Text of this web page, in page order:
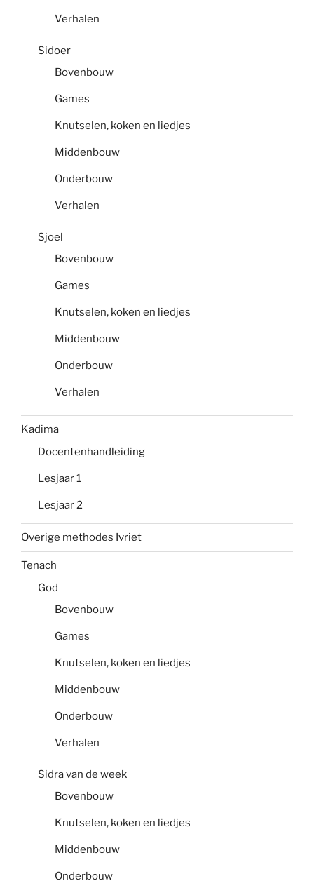
Verhalen
Sidoer
Bovenbouw
Games
Knutselen, koken en liedjes
Middenbouw
Onderbouw
Verhalen
Sjoel
Bovenbouw
Games
Knutselen, koken en liedjes
Middenbouw
Onderbouw
Verhalen
Kadima
Docentenhandleiding
Lesjaar 1
Lesjaar 2
Overige methodes Ivriet
Tenach
God
Bovenbouw
Games
Knutselen, koken en liedjes
Middenbouw
Onderbouw
Verhalen
Sidra van de week
Bovenbouw
Knutselen, koken en liedjes
Middenbouw
Onderbouw